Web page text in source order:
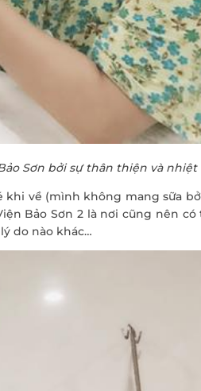
Sơn bởi sự thân thiện và
về (mình không mang sữa
Bảo Sơn 2 là nơi cũng nên
do nào khác…